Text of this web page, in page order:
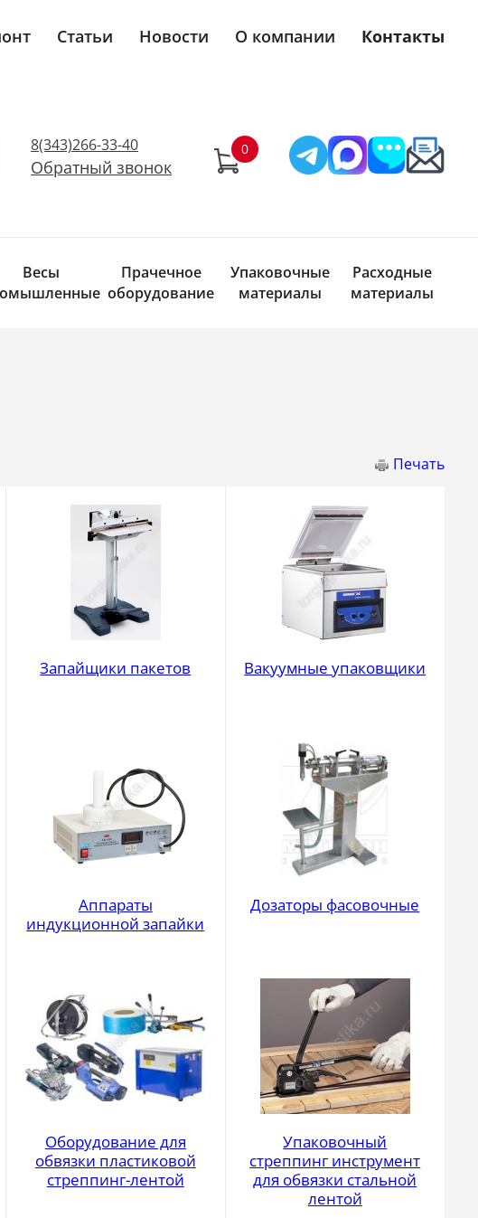
Статьи Новости О компании Контакты
8(343)266-33-40
Обратный звонок
Весы
Прачечное
оборудование
Упаковочные
материалы
Расходные
материалы
Печать
Запайщики пакетов Вакуумные упаковщики
Аппараты
индукционной запайки
Дозаторы фасовочные
Оборудование для
обвязки пластиковой
стреппинг-лентой
Упаковочный
стреппинг инструмент
для обвязки стальной
лентой